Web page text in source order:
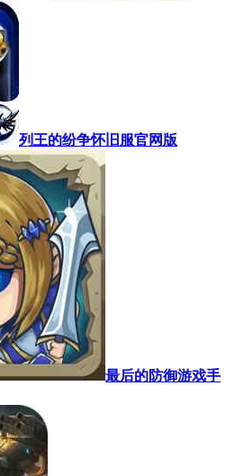
列王的纷争怀旧服官网版
最后的防御游戏手